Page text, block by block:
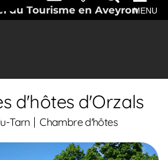
du Tourisme en AveyronMENU
d'hôtes d'Orzals
Tarn Chambre d'hôtes